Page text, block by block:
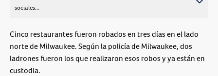
sociales...
Cinco restaurantes fueron robados en tres días en el lado
norte de Milwaukee. Según la policía de Milwaukee, dos
ladrones fueron los que realizaron esos robos y ya están en
custodia.